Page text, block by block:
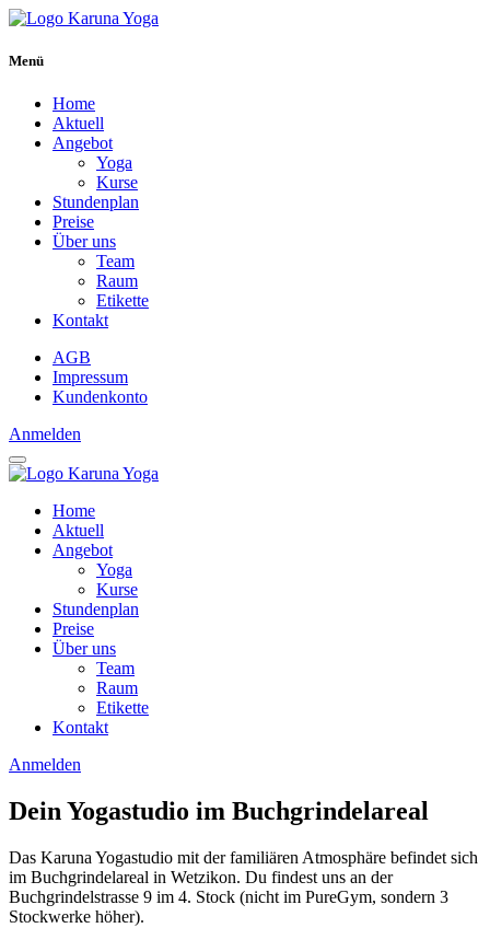
Menü
Home
Aktuell
Angebot
Yoga
Kurse
Stundenplan
Preise
Über uns
Team
Raum
Etikette
Kontakt
AGB
Impressum
Kundenkonto
Anmelden
Home
Aktuell
Angebot
Yoga
Kurse
Stundenplan
Preise
Über uns
Team
Raum
Etikette
Kontakt
Anmelden
Dein Yogastudio im Buchgrindelareal
Das Karuna Yogastudio mit der familiären Atmosphäre befindet sich
im Buchgrindelareal in Wetzikon. Du findest uns an der
Buchgrindelstrasse 9 im 4. Stock (nicht im PureGym, sondern 3
Stockwerke höher).